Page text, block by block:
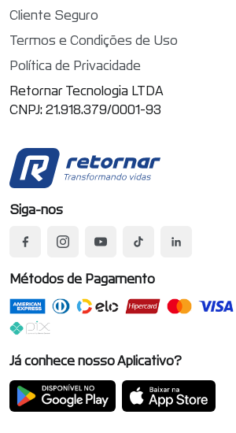
Cliente Seguro
Termos e Condições de Uso
Política de Privacidade
Retornar Tecnologia LTDA
CNPJ: 21.918.379/0001-93
Siga-nos
Métodos de Pagamento
Já conhece nosso Aplicativo?